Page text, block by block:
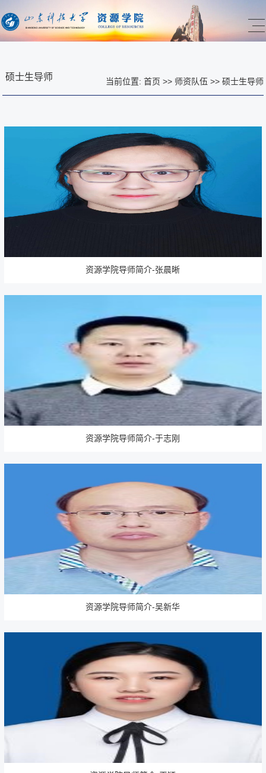
硕士生导师 当前位置: 首页 >> 师资队伍 >> 硕士生导师
资源学院导师简介-张晨晰
资源学院导师简介-于志刚
资源学院导师简介-吴新华